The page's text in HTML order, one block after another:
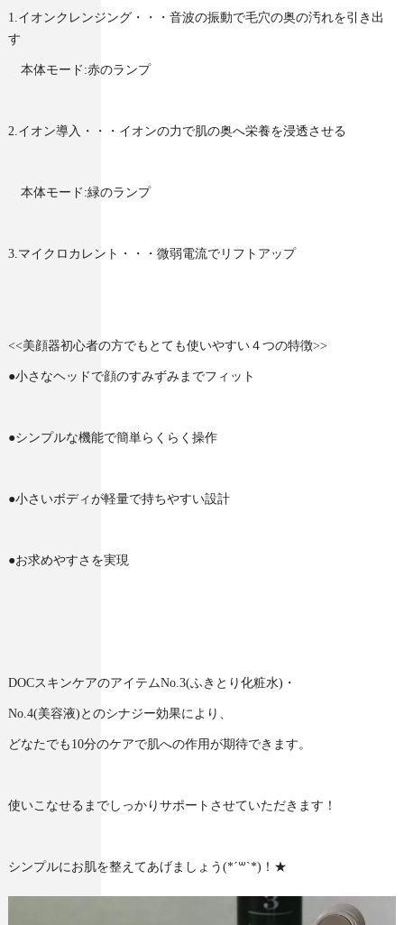
1.イオンクレンジング・・・音波の振動で毛穴の奥の汚れを引き出
す
本体モード:赤のランプ
2.イオン導入・・・イオンの力で肌の奥へ栄養を浸透させる
本体モード:緑のランプ
3.マイクロカレント・・・微弱電流でリフトアップ
<<美顔器初心者の方でもとても使いやすい４つの特徴>>
●小さなヘッドで顔のすみずみまでフィット
●シンプルな機能で簡単らくらく操作
●小さいボディが軽量で持ちやすい設計
●お求めやすさを実現
DOCスキンケアのアイテムNo.3(ふきとり化粧水)・
No.4(美容液)とのシナジー効果により、
どなたでも10分のケアで肌への作用が期待できます。
使いこなせるまでしっかりサポートさせていただきます！
シンプルにお肌を整えてあげましょう(*´꒳`*)！★